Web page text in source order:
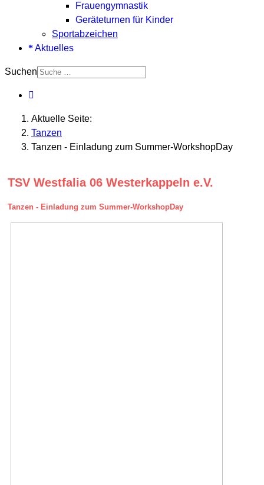
Frauengymnastik
Geräteturnen für Kinder
Sportabzeichen
Aktuelles
Suchen
Aktuelle Seite:
Tanzen
Tanzen - Einladung zum Summer-WorkshopDay
TSV Westfalia 06 Westerkappeln e.V.
Tanzen - Einladung zum Summer-WorkshopDay